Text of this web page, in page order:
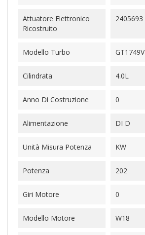
Attuatore Elettronico
Ricostruito
2405693
Modello Turbo GT1749V
Cilindrata 4.0L
Anno Di Costruzione 0
Alimentazione DI D
Unità Misura Potenza KW
Potenza 202
Giri Motore 0
Modello Motore W18